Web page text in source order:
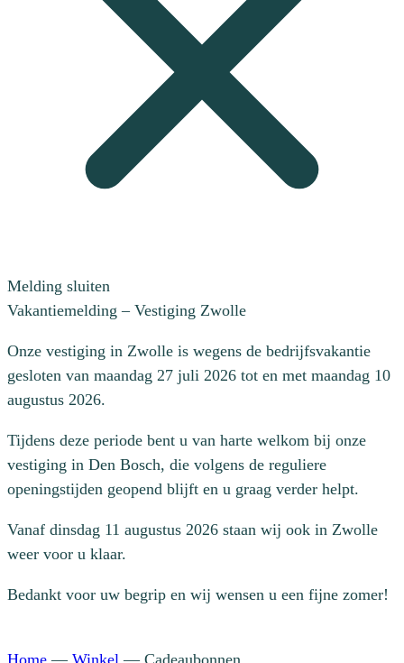
Melding sluiten
Vakantiemelding – Vestiging Zwolle
Onze vestiging in Zwolle is wegens de bedrijfsvakantie
gesloten van maandag 27 juli 2026 tot en met maandag 10
augustus 2026.
Tijdens deze periode bent u van harte welkom bij onze
vestiging in Den Bosch, die volgens de reguliere
openingstijden geopend blijft en u graag verder helpt.
Vanaf dinsdag 11 augustus 2026 staan wij ook in Zwolle
weer voor u klaar.
Bedankt voor uw begrip en wij wensen u een fijne zomer!
Home — Winkel — Cadeaubonnen